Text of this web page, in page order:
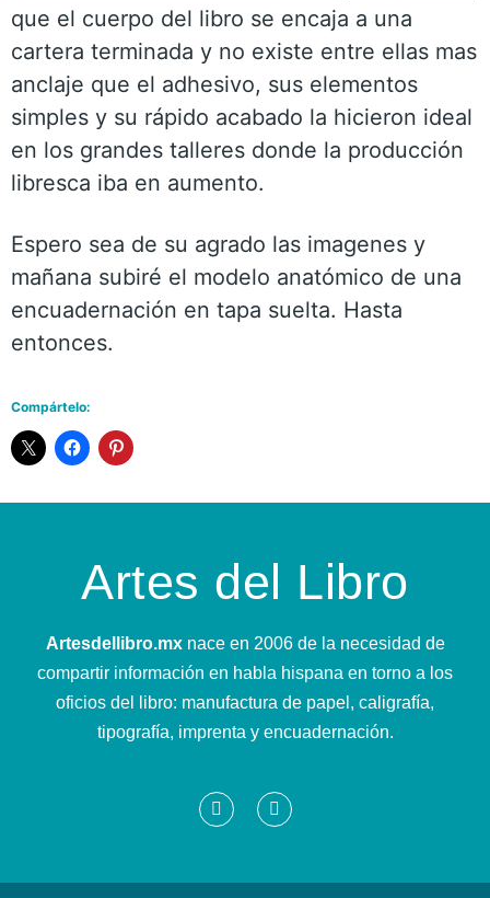
que el cuerpo del libro se encaja a una
cartera terminada y no existe entre ellas mas
anclaje que el adhesivo, sus elementos
simples y su rápido acabado la hicieron ideal
en los grandes talleres donde la producción
libresca iba en aumento.
Espero sea de su agrado las imagenes y
mañana subiré el modelo anatómico de una
encuadernación en tapa suelta. Hasta
entonces.
Compártelo:
Artes del Libro
Artesdellibro.mxnace en 2006 de la necesidad de
compartir información en habla hispana en torno a los
oficios del libro: manufactura de papel, caligrafía,
tipografía, imprenta y encuadernación.